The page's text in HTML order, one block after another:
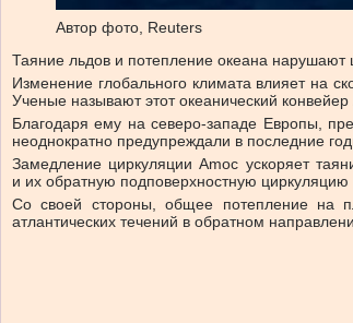
Автор фото, Reuters
Таяние льдов и потепление океана нарушают
Изменение глобального климата влияет на
Ученые называют этот океанический
Благодаря ему на северо-западе Европы,
неоднократно предупреждали в последние
Замедление циркуляции Amoc ускоряет
и их обратную подповерхностную циркуляцию
Со своей стороны, общее потепление на
атлантических течений в обратном